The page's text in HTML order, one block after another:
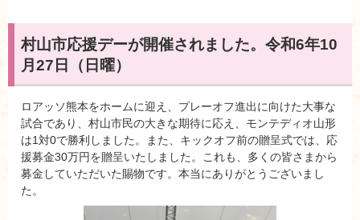
村山市応援デーが開催されました。令和6年10
月27日（日曜）
ロアッソ熊本をホームに迎え、プレーオフ進出に向けた大事な
試合であり、村山市民の大きな期待に応え、モンテディオ山形
は1対0で勝利しました。また、キックオフ前の贈呈式では、応
援募金30万円を贈呈いたしました。これも、多くの皆さまから
募金していただいた賜物です。本当にありがとうございまし
た。